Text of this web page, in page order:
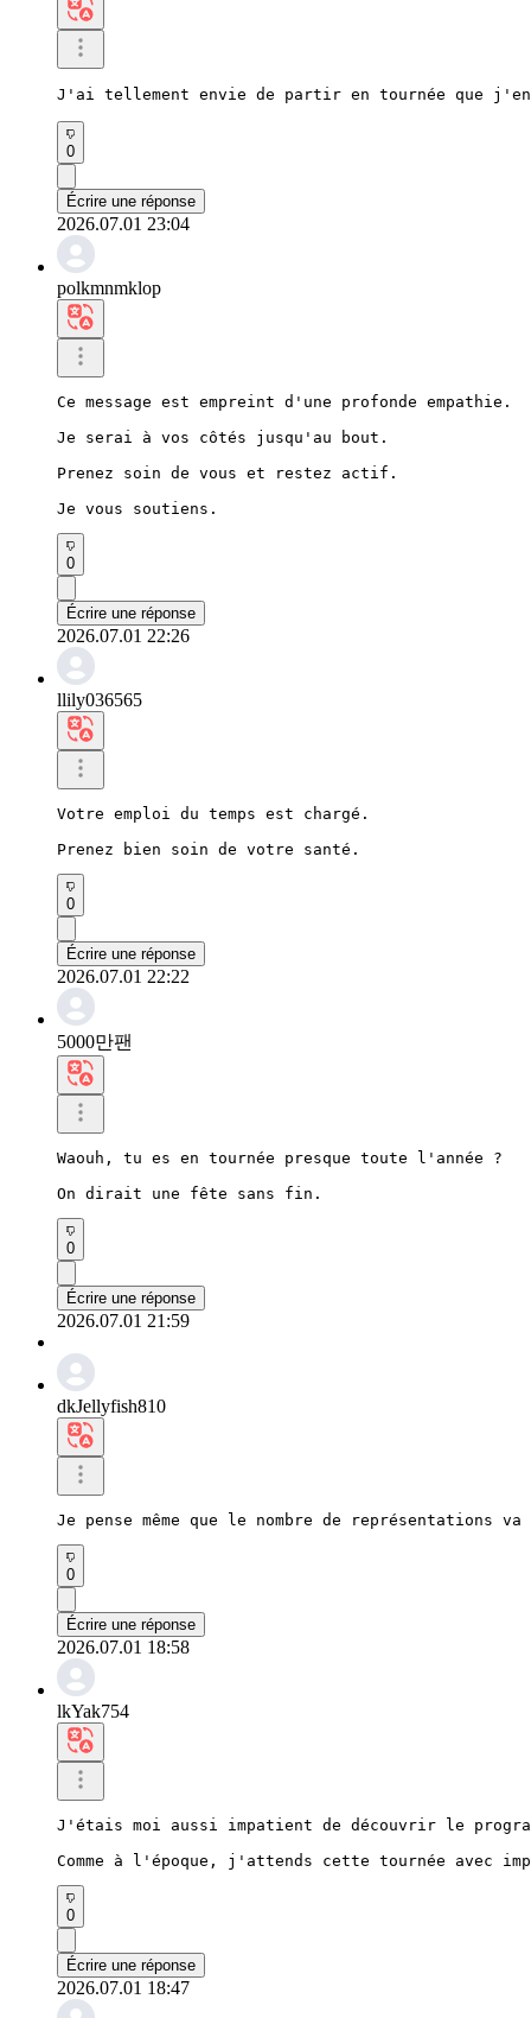
J'ai tellement envie de partir en tournée que
0
Écrire une réponse
2026.07.01 23:04
polkmnmklop
Ce message est empreint d'une profonde empathie.
Je serai à vos côtés jusqu'au bout.
Prenez soin de vous et restez actif.
Je vous soutiens.
0
Écrire une réponse
2026.07.01 22:26
llily036565
Votre emploi du temps est chargé.
Prenez bien soin de votre santé.
0
Écrire une réponse
2026.07.01 22:22
5000만팬
Waouh, tu es en tournée presque toute l'année ?
On dirait une fête sans fin.
0
Écrire une réponse
2026.07.01 21:59
dkJellyfish810
Je pense même que le nombre de
0
Écrire une réponse
2026.07.01 18:58
lkYak754
J'étais moi aussi impatient de découvrir le
Comme à l'époque, j'attends cette tournée avec
0
Écrire une réponse
2026.07.01 18:47